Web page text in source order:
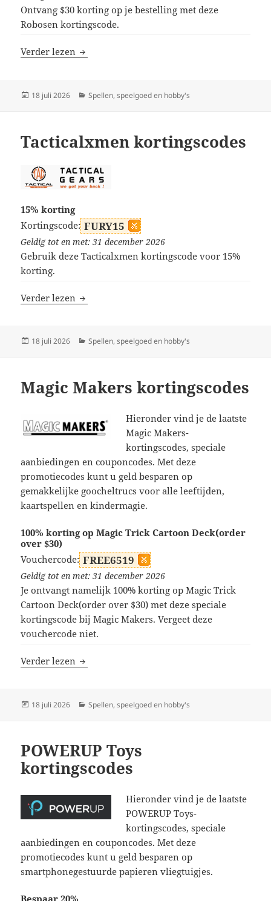
Ontvang $30 korting op je bestelling met deze
Robosen kortingscode.
Verder lezen Robosen kortingscodes
Geplaatst
18 juli 2026 Categorieën
Spellen, speelgoed en hobby's
Tacticalxmen kortingscodes
15% korting
Kortingscode: FURY15
Geldig tot en met: 31 december 2026
Gebruik deze Tacticalxmen kortingscode voor 15%
korting.
Verder lezen Tacticalxmen kortingscodes
Geplaatst
18 juli 2026 Categorieën
Spellen, speelgoed en hobby's
Magic Makers kortingscodes
Hieronder vind je de laatste
Magic Makers-
kortingscodes, speciale
aanbiedingen en couponcodes. Met deze
promotiecodes kunt u geld besparen op
gemakkelijke goocheltrucs voor alle leeftijden,
kaartspellen en kindermagie.
100% korting op Magic Trick Cartoon Deck(order
over $30)
Vouchercode: FREE6519
Geldig tot en met: 31 december 2026
Je ontvangt namelijk 100% korting op Magic Trick
Cartoon Deck(order over $30) met deze speciale
kortingscode bij Magic Makers. Vergeet deze
vouchercode niet.
Verder lezen Magic Makers kortingscodes
Geplaatst
18 juli 2026 Categorieën
Spellen, speelgoed en hobby's
POWERUP Toys
kortingscodes
Hieronder vind je de laatste
POWERUP Toys-
kortingscodes, speciale
aanbiedingen en couponcodes. Met deze
promotiecodes kunt u geld besparen op
smartphonegestuurde papieren vliegtuigjes.